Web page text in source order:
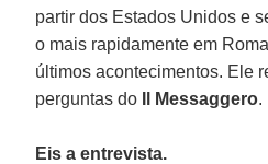
partir dos Estados Unidos e
o mais rapidamente em
últimos acontecimentos. Ele
perguntas do
Il Messaggero.
Eis a entrevista.